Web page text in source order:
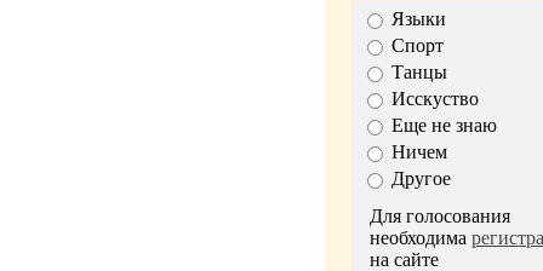
Языки
Спорт
Танцы
Исскуство
Еще не знаю
Ничем
Другое
Для голосования
необходима
на сайте